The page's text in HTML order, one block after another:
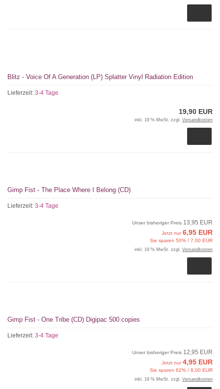
Blitz - Voice Of A Generation (LP) Splatter Vinyl Radiation Edition
Lieferzeit: 3-4 Tage
19,90 EUR
inkl. 19 % MwSt. zzgl. Versandkosten
Gimp Fist - The Place Where I Belong (CD)
Lieferzeit: 3-4 Tage
Unser bisheriger Preis 13,95 EUR
Jetzt nur6,95 EUR
Sie sparen 50% / 7,00 EUR
inkl. 19 % MwSt. zzgl. Versandkosten
Gimp Fist - One Tribe (CD) Digipac 500 copies
Lieferzeit: 3-4 Tage
Unser bisheriger Preis 12,95 EUR
Jetzt nur4,95 EUR
Sie sparen 62% / 8,00 EUR
inkl. 19 % MwSt. zzgl. Versandkosten